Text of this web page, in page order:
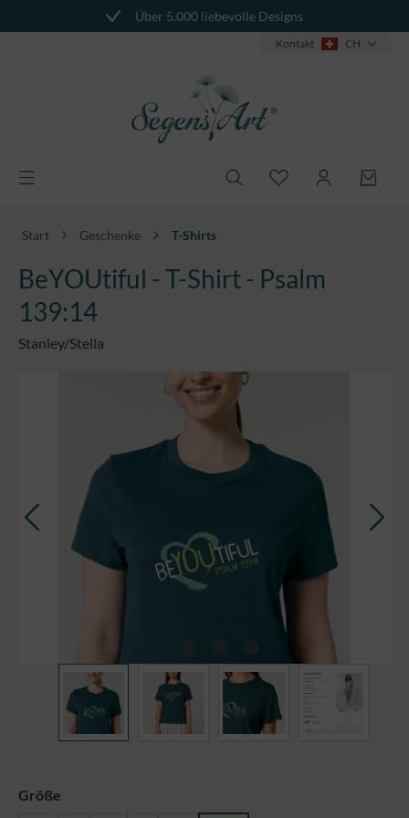
Über 5.000 liebevolle Designs
Kontakt CH
Start Geschenke T-Shirts
BeYOUtiful - T-Shirt - Psalm
139:14
Stanley/Stella
Bildergalerie überspringen
Größe